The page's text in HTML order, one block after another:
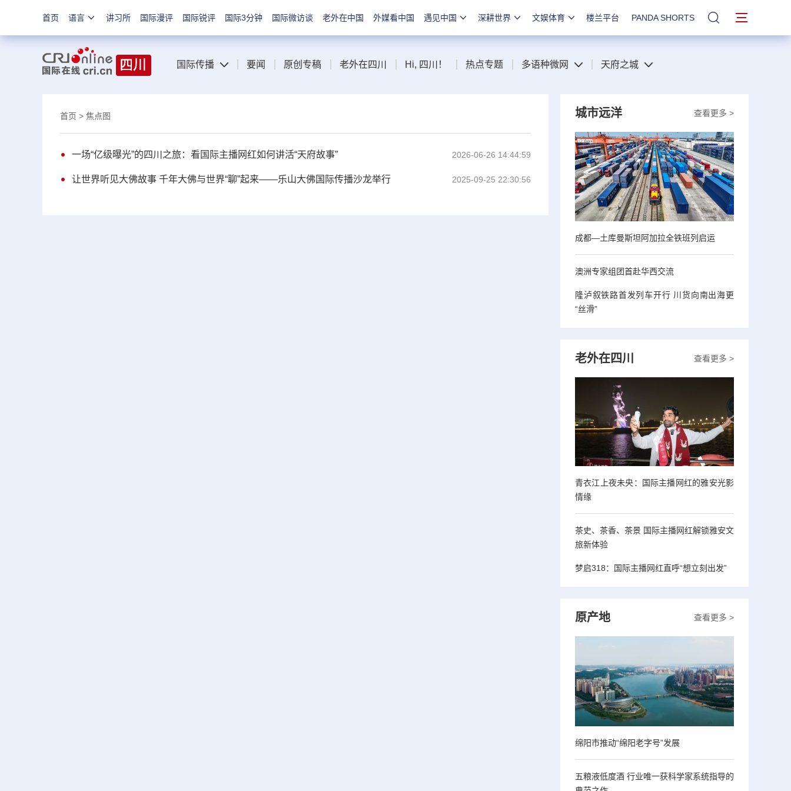
首页 语言 讲习所 国际漫评 国际锐评 国际3分钟 国际微访谈 老外在中国 外媒看中国 遇见中国 深耕世界 文娱体育 楼兰平台 PANDA SHORTS 站内搜索
国际传播 要闻 原创专稿 老外在四川 Hi, 四川！ 热点专题 多语种微网 天府之城
首页 > 焦点图
一场“亿级曝光”的四川之旅：看国际主播网红如何讲活“天府故事” 2026-06-26 14:44:59
让世界听见大佛故事 千年大佛与世界“聊”起来——乐山大佛国际传播沙龙举行 2025-09-25 22:30:56
查看更多 >
城市远洋
成都—土库曼斯坦阿加拉全铁班列启运
澳洲专家组团首赴华西交流
隆泸叙铁路首发列车开行 川货向南出海更
“丝滑”
查看更多 >
老外在四川
青衣江上夜未央：国际主播网红的雅安光影
情缘
茶史、茶香、茶景 国际主播网红解锁雅安文
旅新体验
梦启318：国际主播网红直呼“想立刻出发”
查看更多 >
原产地
绵阳市推动“绵阳老字号”发展
五粮液低度酒 行业唯一获科学家系统指导的